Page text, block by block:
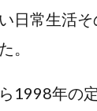
日常生活
。
1998年の